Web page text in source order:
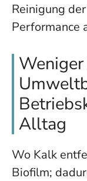
Reinigung
Performance
Weniger
Alltag
Wo Kalk
Biofilm;